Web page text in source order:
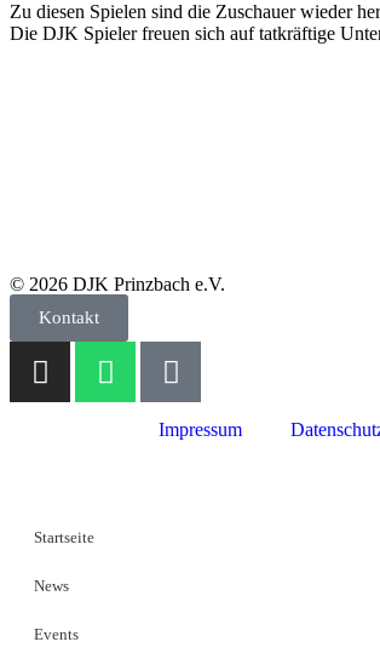
Zu diesen Spielen sind die Zuschauer wieder
Die DJK Spieler freuen sich auf tatkräftige
© 2026 DJK Prinzbach e.V.
Kontakt
Impressum
Startseite
News
Events